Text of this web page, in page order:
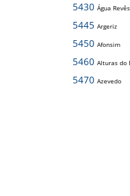
5430 Água Revês
5445 Argeriz
5450 Afonsim
5460 Alturas do
5470 Azevedo